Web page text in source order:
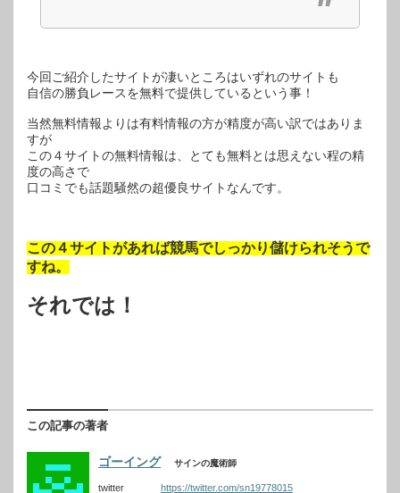
今回ご紹介したサイトが凄いところはいずれのサイトも
自信の勝負レースを無料で提供しているという事！
当然無料情報よりは有料情報の方が精度が高い訳ではありま
すが
この４サイトの無料情報は、とても無料とは思えない程の精
度の高さで
口コミでも話題騒然の超優良サイトなんです。
この４サイトがあれば競馬でしっかり儲けられそうで
すね。
それでは！
この記事の著者
ゴーイング サインの魔術師
twitter https://twitter.com/sn19778015